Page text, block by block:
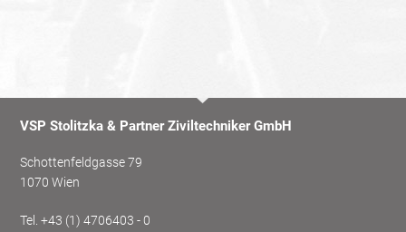
VSP Stolitzka & Partner Ziviltechniker GmbH
Schottenfeldgasse 79
1070 Wien
Tel.+43 (1) 4706403 - 0